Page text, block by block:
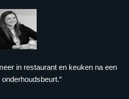
in restaurant en keuken na een